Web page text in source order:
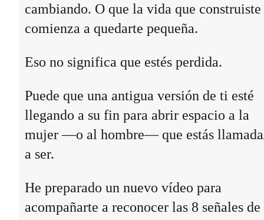
cambiando. O que la vida que construiste
comienza a quedarte pequeña.
Eso no significa que estés perdida.
Puede que una antigua versión de ti esté
llegando a su fin para abrir espacio a la
mujer —o al hombre— que estás
a ser.
He preparado un nuevo vídeo para
acompañarte a reconocer las 8 señales de